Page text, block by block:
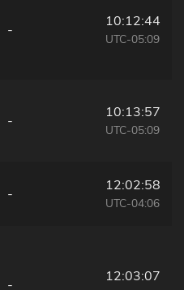
-
10:12:44
UTC-05:09
-
10:13:57
UTC-05:09
-
12:02:58
UTC-04:06
-
12:03:07